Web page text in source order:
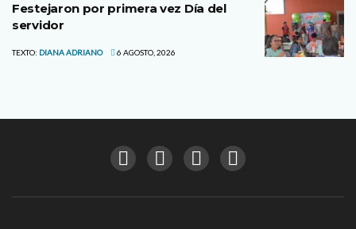
Festejaron por primera vez Día del
servidor
TEXTO: DIANA ADRIANO 6 AGOSTO, 2026